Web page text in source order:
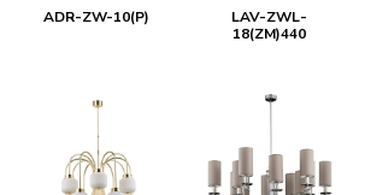
ADR-ZW-10(P)
LAV-ZWL-
18(ZM)440